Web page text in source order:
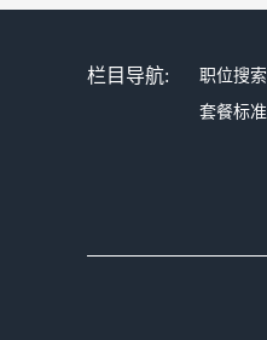
栏目导航: 职位搜索
套餐标准